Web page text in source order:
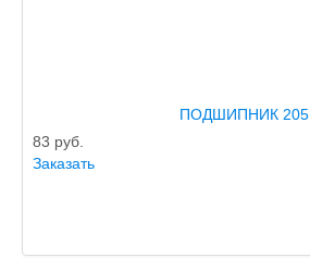
ПОДШИПНИК 205
83 руб.
Заказать